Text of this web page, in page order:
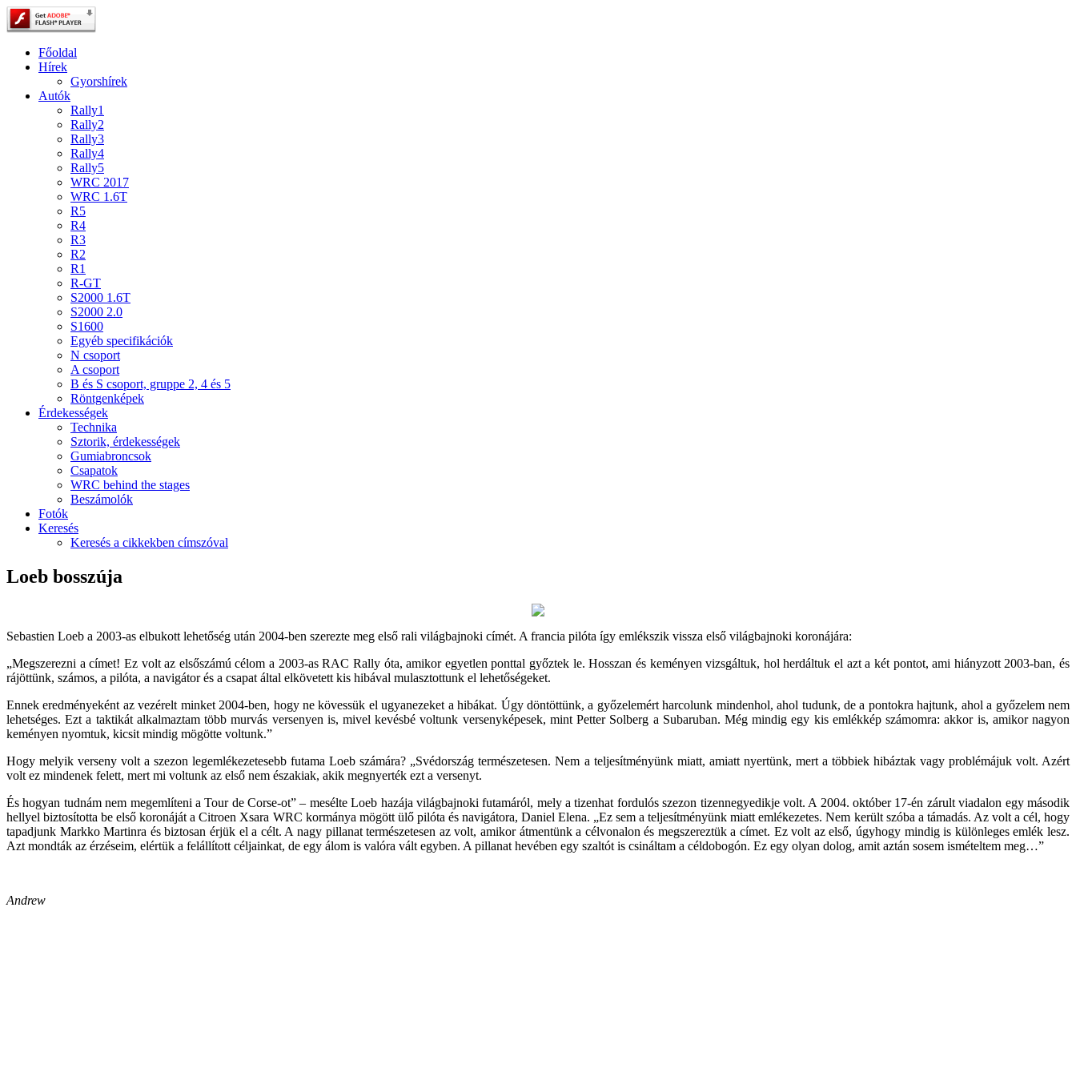
Főoldal
Hírek
Gyorshírek
Autók
Rally1
Rally2
Rally3
Rally4
Rally5
WRC 2017
WRC 1.6T
R5
R4
R3
R2
R1
R-GT
S2000 1.6T
S2000 2.0
S1600
Egyéb specifikációk
N csoport
A csoport
B és S csoport, gruppe 2, 4 és 5
Röntgenképek
Érdekességek
Technika
Sztorik, érdekességek
Gumiabroncsok
Csapatok
WRC behind the stages
Beszámolók
Fotók
Keresés
Keresés a cikkekben címszóval
Loeb bosszúja
Sebastien Loeb a 2003-as elbukott lehetőség után 2004-ben szerezte meg első rali világbajnoki címét. A francia pilóta így emlékszik vissza első világbajnoki koronájára:
„Megszerezni a címet! Ez volt az elsőszámú célom a 2003-as RAC Rally óta, amikor egyetlen ponttal győztek le. Hosszan és keményen vizsgáltuk, hol herdáltuk el azt a két pontot, ami hiányzott 2003-ban, és
rájöttünk, számos, a pilóta, a navigátor és a csapat által elkövetett kis hibával mulasztottunk el lehetőségeket.
Ennek eredményeként az vezérelt minket 2004-ben, hogy ne kövessük el ugyanezeket a hibákat. Úgy döntöttünk, a győzelemért harcolunk mindenhol, ahol tudunk, de a pontokra hajtunk, ahol a győzelem nem
lehetséges. Ezt a taktikát alkalmaztam több murvás versenyen is, mivel kevésbé voltunk versenyképesek, mint Petter Solberg a Subaruban. Még mindig egy kis emlékkép számomra: akkor is, amikor nagyon
keményen nyomtuk, kicsit mindig mögötte voltunk.”
Hogy melyik verseny volt a szezon legemlékezetesebb futama Loeb számára? „Svédország természetesen. Nem a teljesítményünk miatt, amiatt nyertünk, mert a többiek hibáztak vagy problémájuk volt. Azért
volt ez mindenek felett, mert mi voltunk az első nem északiak, akik megnyerték ezt a versenyt.
És hogyan tudnám nem megemlíteni a Tour de Corse-ot” – mesélte Loeb hazája világbajnoki futamáról, mely a tizenhat fordulós szezon tizennegyedikje volt. A 2004. október 17-én zárult viadalon egy második
hellyel biztosította be első koronáját a Citroen Xsara WRC kormánya mögött ülő pilóta és navigátora, Daniel Elena. „Ez sem a teljesítményünk miatt emlékezetes. Nem került szóba a támadás. Az volt a cél, hogy
tapadjunk Markko Martinra és biztosan érjük el a célt. A nagy pillanat természetesen az volt, amikor átmentünk a célvonalon és megszereztük a címet. Ez volt az első, úgyhogy mindig is különleges emlék lesz.
Azt mondták az érzéseim, elértük a felállított céljainkat, de egy álom is valóra vált egyben. A pillanat hevében egy szaltót is csináltam a céldobogón. Ez egy olyan dolog, amit aztán sosem ismételtem meg…”
Andrew